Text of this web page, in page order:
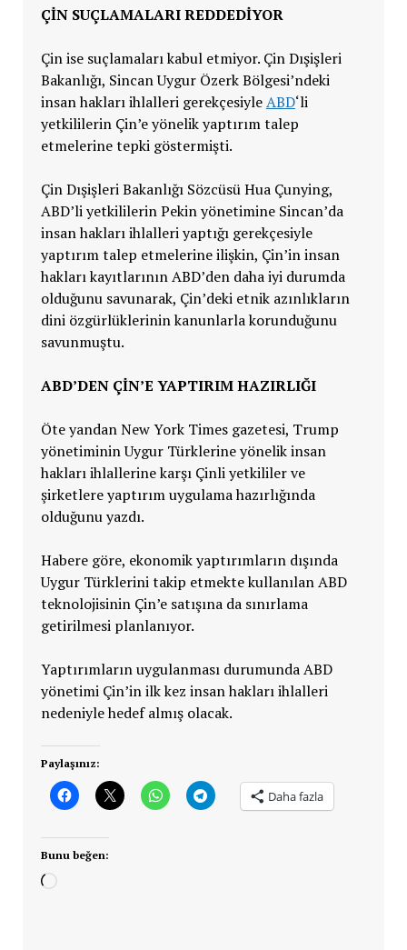
ÇİN SUÇLAMALARI REDDEDİYOR
Çin ise suçlamaları kabul etmiyor. Çin Dışişleri
Bakanlığı, Sincan Uygur Özerk Bölgesi’ndeki
insan hakları ihlalleri gerekçesiyleABD‘li
yetkililerin Çin’e yönelik yaptırım talep
etmelerine tepki göstermişti.
Çin Dışişleri Bakanlığı Sözcüsü Hua Çunying,
ABD’li yetkililerin Pekin yönetimine Sincan’da
insan hakları ihlalleri yaptığı gerekçesiyle
yaptırım talep etmelerine ilişkin, Çin’in insan
hakları kayıtlarının ABD’den daha iyi durumda
olduğunu savunarak, Çin’deki etnik azınlıkların
dini özgürlüklerinin kanunlarla korunduğunu
savunmuştu.
ABD’DEN ÇİN’E YAPTIRIM HAZIRLIĞI
Öte yandan New York Times gazetesi, Trump
yönetiminin Uygur Türklerine yönelik insan
hakları ihlallerine karşı Çinli yetkililer ve
şirketlere yaptırım uygulama hazırlığında
olduğunu yazdı.
Habere göre, ekonomik yaptırımların dışında
Uygur Türklerini takip etmekte kullanılan ABD
teknolojisinin Çin’e satışına da sınırlama
getirilmesi planlanıyor.
Yaptırımların uygulanması durumunda ABD
yönetimi Çin’in ilk kez insan hakları ihlalleri
nedeniyle hedef almış olacak.
Paylaşınız:
Daha fazla
Bunu beğen:
Yükleniyor...